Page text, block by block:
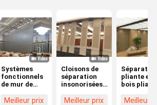
Systèmes
fonctionnels
de mur de
Fold Partition
Meilleur prix
Cloisons de
séparation
insonorisées
actionnées
Meilleur prix
pliante en
bois
actionnée
Meilleur